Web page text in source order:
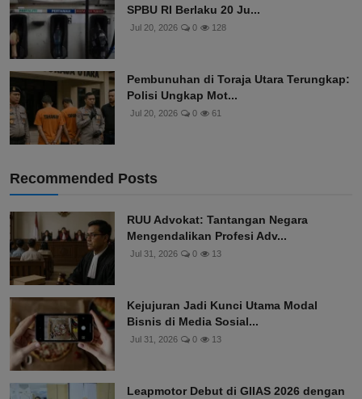
SPBU RI Berlaku 20 Ju...
Jul 20, 2026 0 128
Pembunuhan di Toraja Utara Terungkap:
Polisi Ungkap Mot...
Jul 20, 2026 0 61
Recommended Posts
RUU Advokat: Tantangan Negara
Mengendalikan Profesi Adv...
Jul 31, 2026 0 13
Kejujuran Jadi Kunci Utama Modal
Bisnis di Media Sosial...
Jul 31, 2026 0 13
Leapmotor Debut di GIIAS 2026 dengan